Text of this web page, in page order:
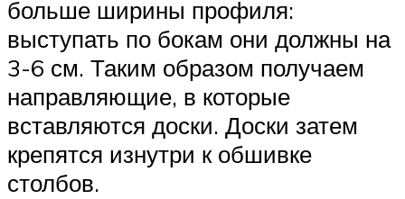
больше ширины профиля:
выступать по бокам они должны на
3-6 см. Таким образом получаем
направляющие, в которые
вставляются доски. Доски затем
крепятся изнутри к обшивке
столбов.